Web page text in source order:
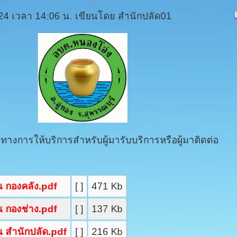
เวลา 14:06 น. เขียนโดย สำนักปลัด01
างการให้บริการสำหรับผู้มารับบริการหรือผู้มาติดต่อ
กองคลัง.pdf [ ] 471 Kb
กองช่าง.pdf [ ] 137 Kb
สำนักปลัด.pdf [ ] 216 Kb